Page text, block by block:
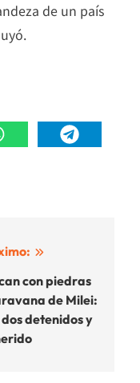
de un país
con piedras
de Milei:
detenidos y